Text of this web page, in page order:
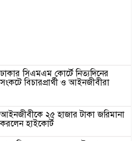
ঢাকার সিএমএম কোর্টে নিত্যদিনের
সংকটে বিচারপ্রার্থী ও আইনজীবীরা
আইনজীবীকে ২৫ হাজার টাকা জরিমানা
করলেন হাইকোর্ট